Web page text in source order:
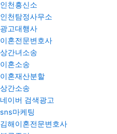
인천흥신소
인천탐정사무소
광고대행사
이혼전문변호사
상간녀소송
이혼소송
이혼재산분할
상간소송
네이버 검색광고
sns마케팅
김해이혼전문변호사